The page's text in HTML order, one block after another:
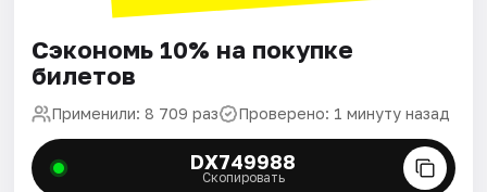
Сэкономь 10% на покупке
билетов
Применили: 8 709 раз Проверено: 1 минуту назад
DX749988
Скопировать